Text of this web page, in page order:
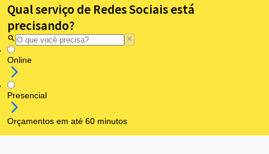
Qual serviço de Redes Sociais está
precisando?
Online
Presencial
Orçamentos em até 60 minutos